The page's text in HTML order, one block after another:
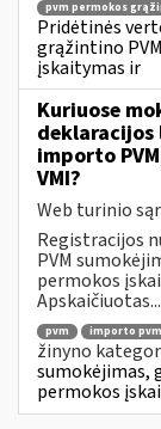
pvm permokos
Pridėtinės
grąžintino
įskaitymas ir
Kuriuose
importo
VMI?
Web turinio
Registracijos
PVM
permokos
Apskaičiuotas...
pvm importo pvm
žinyno
sumokėjimas,
permokos